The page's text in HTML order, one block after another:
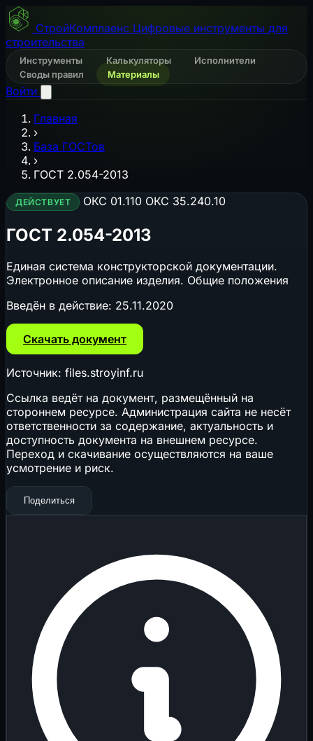
СтройКомплаенс Цифровые инструменты для
строительства
Инструменты Калькуляторы
Исполнители
Своды правил
Материалы
Войти
Главная
›
База ГОСТов
›
ГОСТ 2.054-2013
ДЕЙСТВУЕТ ОКС 01.110 ОКС 35.240.10
ГОСТ 2.054-2013
Единая система конструкторской документации.
Электронное описание изделия. Общие положения
Введён в действие: 25.11.2020
Скачать документ
Источник: files.stroyinf.ru
Ссылка ведёт на документ, размещённый на
стороннем ресурсе. Администрация сайта не несёт
ответственности за содержание, актуальность и
доступность документа на внешнем ресурсе.
Переход и скачивание осуществляются на ваше
усмотрение и риск.
Поделиться